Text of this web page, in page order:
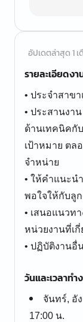
อัปเดตล่าสุด 1
รายละเอียดงา
• ประจำสาข
• ประสานงา
ด้านเทคนิคกั
เป้าหมาย ตล
จำหน่าย
• ให้คำแนะน
พอใจให้กับลู
• เสนอแนวท
หน่วยงานที่เกี่
• ปฏิบัติงานอื่
วันและเวลาทำ
จันทร์, อั
17:00 น.